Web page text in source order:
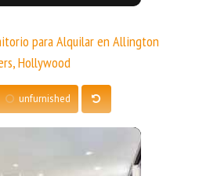
para Alquilar en Allington
Hollywood
unfurnished